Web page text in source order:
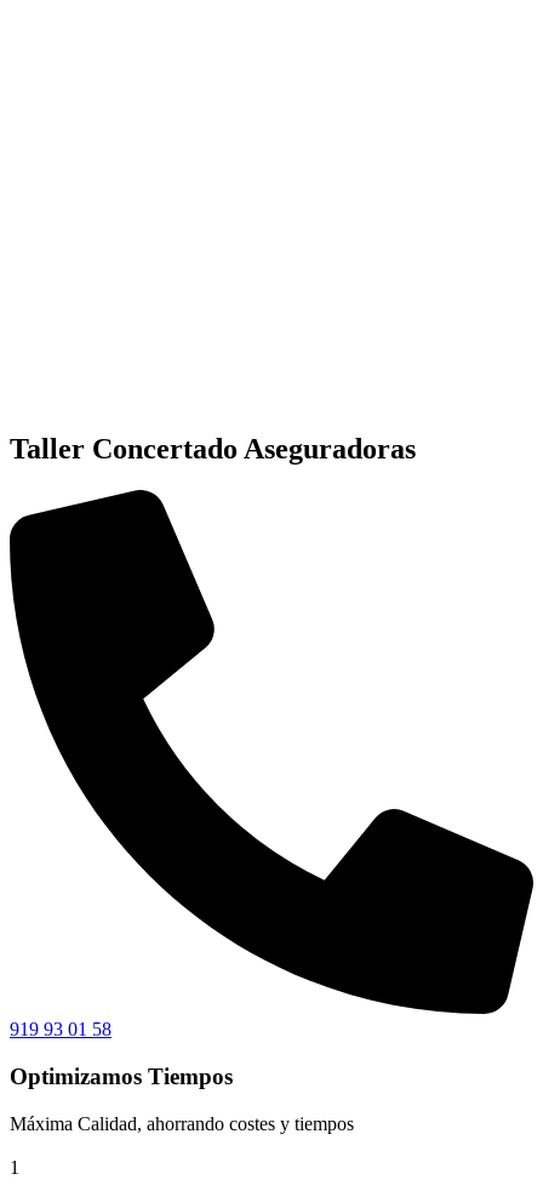
Taller Concertado Aseguradoras
919 93 01 58
Optimizamos Tiempos
Máxima Calidad, ahorrando costes y tiempos
1